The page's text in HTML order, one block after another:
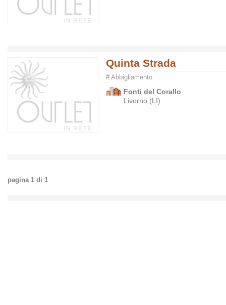
Quinta Strada
# Abbigliamento
Fonti del Corallo
Livorno (LI)
pagina 1 di 1